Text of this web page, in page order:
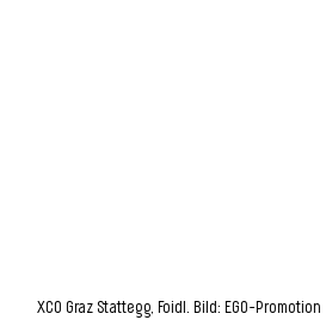
XCO Graz Stattegg, Foidl. Bild: EGO-Promotion